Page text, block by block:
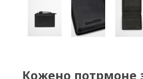
Кожено потрмоне